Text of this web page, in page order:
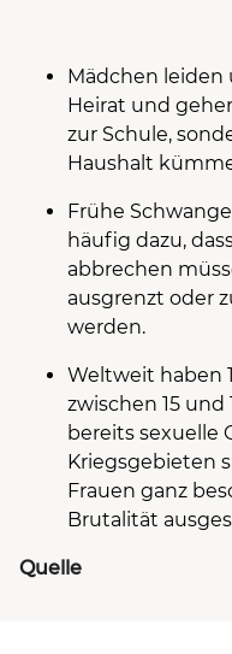
Mädchen
Heirat und
zur Schule,
Haushalt
Frühe
häufig dazu,
abbrechen
ausgrenzt oder
werden.
Weltweit haben
zwischen 15 und
bereits sexuelle
Kriegsgebieten
Frauen ganz
Brutalität
Quelle